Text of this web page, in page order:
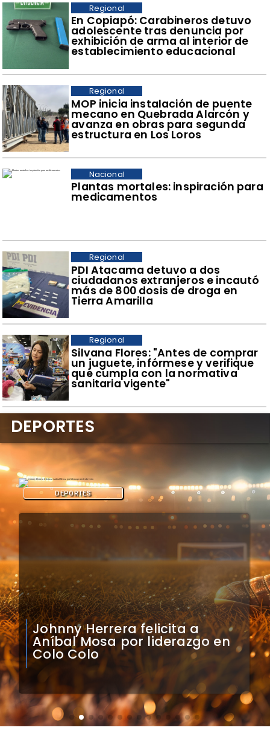
​En Copiapó: Carabineros detuvo
adolescente tras denuncia por
exhibición de arma al interior de
establecimiento educacional
Regional
​MOP inicia instalación de puente
mecano en Quebrada Alarcón y
avanza en obras para segunda
estructura en Los Loros
Regional
Plantas mortales: inspiración para
medicamentos
Nacional
​PDI Atacama detuvo a dos
ciudadanos extranjeros e incautó
más de 800 dosis de droga en
Tierra Amarilla
Regional
​Silvana Flores: "Antes de comprar
un juguete, infórmese y verifique
que cumpla con la normativa
sanitaria vigente"
Regional
Claudio Bravo analiza
impacto de arquero
caboverdiano en Colo Colo
DEPORTES
DEPORTES